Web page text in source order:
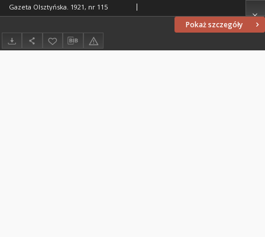
Pokaż szczegóły
Gazeta Olsztyńska. 1921, nr 115